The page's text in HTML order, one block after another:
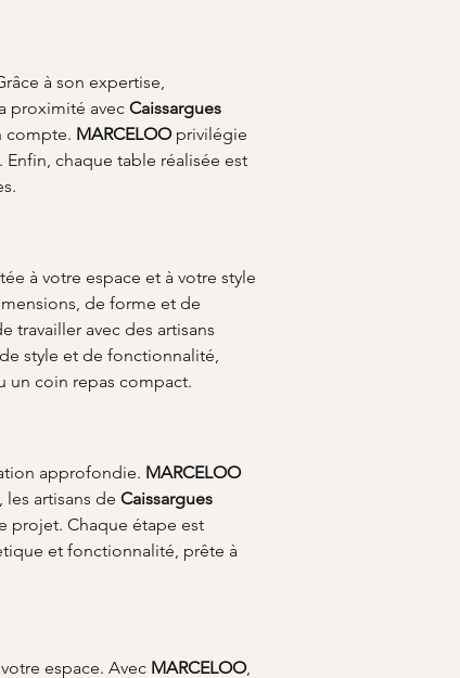
à son expertise,
proximité avec Caissargues
compte. MARCELOO privilégie
chaque table réalisée est
à votre espace et à votre style
de forme et de
travailler avec des artisans
style et de fonctionnalité,
un coin repas compact.
approfondie. MARCELOO
artisans de Caissargues
projet. Chaque étape est
et fonctionnalité, prête à
espace. Avec MARCELOO,